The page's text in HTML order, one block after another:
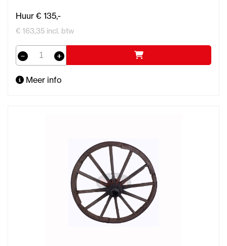
Huur € 135,-
€ 163,35 incl. btw
Meer info